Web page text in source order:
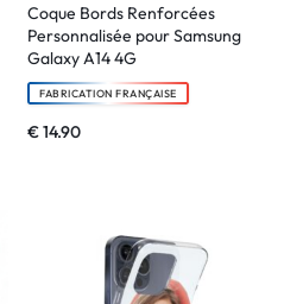
Coque Bords Renforcées
Personnalisée pour Samsung
Galaxy A14 4G
FABRICATION FRANÇAISE
€14.90